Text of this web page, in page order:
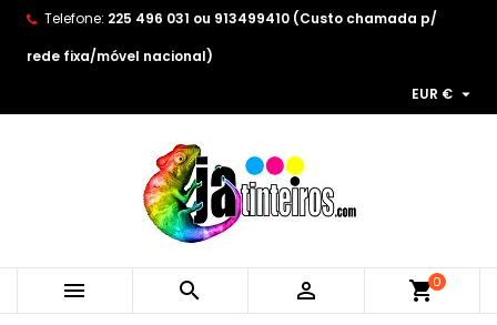
Telefone: 225 496 031 ou 913499410 (Custo chamada p/
rede fixa/móvel nacional)
EUR € 
   shopping_cart0
As minhas listas de desejos ×
((modalTitle)) ×
((cancelText)) ((modalDeleteText))
Create wishlist ×
Wishlist name
Cancelar Create wishlist
Entrar ×
You need to be logged in to save products in your
wishlist.
Cancelar